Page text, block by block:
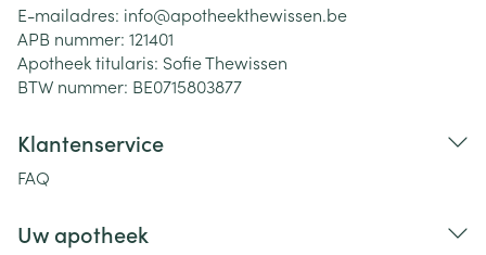
E-mailadres: info@apotheekthewissen.be
APB nummer: 121401
Apotheek titularis: Sofie Thewissen
BTW nummer: BE0715803877
Klantenservice
FAQ
Uw apotheek